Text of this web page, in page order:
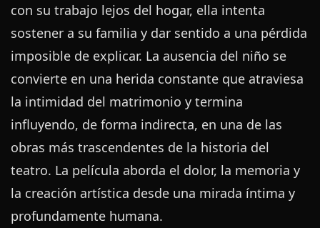
con su trabajo lejos del hogar, ella intenta
sostener a su familia y dar sentido a una pérdida
imposible de explicar. La ausencia del niño se
convierte en una herida constante que atraviesa
la intimidad del matrimonio y termina
influyendo, de forma indirecta, en una de las
obras más trascendentes de la historia del
teatro. La película aborda el dolor, la memoria y
la creación artística desde una mirada íntima y
profundamente humana.